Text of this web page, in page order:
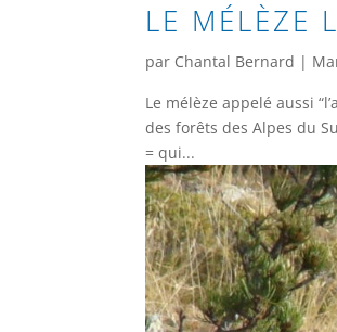
LE MÉLÈZE
par Chantal Bernard |
Le mélèze appelé aussi
des forêts des Alpes du
= qui...